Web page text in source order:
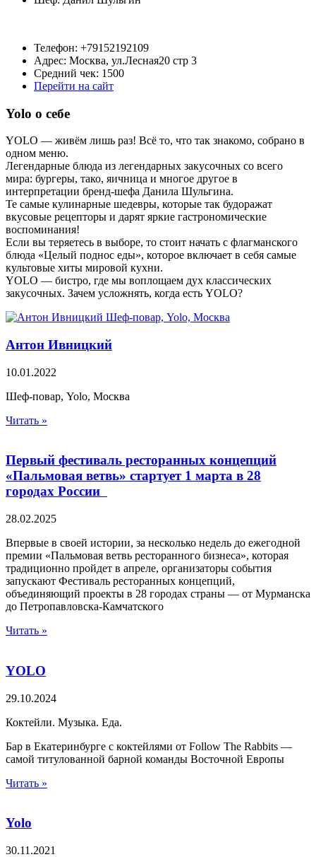
Телефон: +79152192109
Адрес: Москва, ул.Лесная20 стр 3
Средний чек: 1500
Перейти на сайт
Yolo о себе
YOLO — живём лишь раз! Всё то, что так знакомо, собрано в
одном меню.
Легендарные блюда из легендарных закусочных со всего
мира: бургеры, тако, яичница и многое другое в
интерпретации бренд-шефа Данила Шульгина.
Те самые кулинарные шедевры, которые так будоражат
вкусовые рецепторы и дарят яркие гастрономические
воспоминания!
Если вы теряетесь в выборе, то стоит начать с флагманского
блюда «Целый поднос еды», которое включает в себя самые
культовые хиты мировой кухни.
YOLO — бистро, где мы воплощаем дух классических
закусочных. Зачем усложнять, когда есть YOLO?
Антон Ивницкий
10.01.2022
Шеф-повар, Yolo, Москва
Читать »
Первый фестиваль ресторанных концепций
«Пальмовая ветвь» стартует 1 марта в 28
городах России
28.02.2025
Впервые в своей истории, за несколько недель до ежегодной
премии «Пальмовая ветвь ресторанного бизнеса», которая
традиционно пройдет в апреле, организаторы события
запускают Фестиваль ресторанных концепций,
объединяющий проекты в 28 городах страны — от Мурманска
до Петропавловска-Камчатского
Читать »
YOLO
29.10.2024
Коктейли. Музыка. Еда.
Бар в Екатеринбурге с коктейлями от Follow The Rabbits —
самой титулованной барной команды Восточной Европы
Читать »
Yolo
30.11.2021